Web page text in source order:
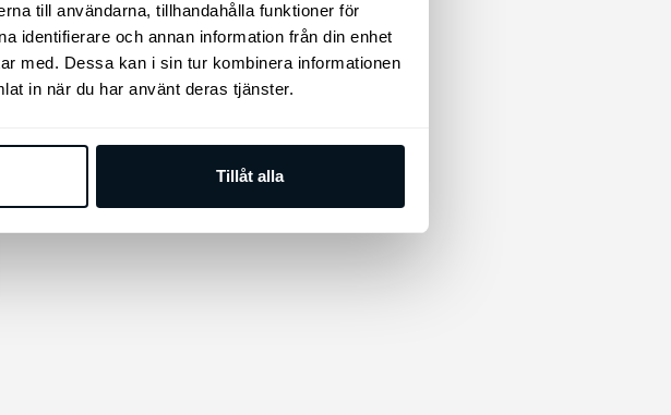
till användarna, tillhandahålla funktioner för
identifierare och annan information från din enhet
med. Dessa kan i sin tur kombinera informationen
in när du har använt deras tjänster.
Tillåt alla